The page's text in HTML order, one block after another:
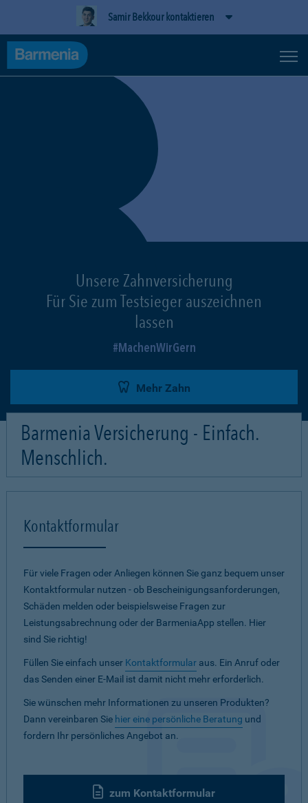
Samir Bekkour kontaktieren
Unsere Zahnversicherung
Für Sie zum Testsieger auszeichnen
lassen
MachenWirGern
Mehr Zahn
Barmenia Versicherung - Einfach.
Menschlich.
Kontaktformular
Für viele Fragen oder Anliegen können Sie ganz bequem unser
Kontaktformular nutzen - ob Bescheinigungsanforderungen,
Schäden melden oder beispielsweise Fragen zur
Leistungsabrechnung oder der BarmeniaApp stellen. Hier
sind Sie richtig!
Füllen Sie einfach unser Kontaktformular aus. Ein Anruf oder
das Senden einer E-Mail ist damit nicht mehr erforderlich.
Sie wünschen mehr Informationen zu unseren Produkten?
Dann vereinbaren Sie hier eine persönliche Beratung und
fordern Ihr persönliches Angebot an.
zum Kontaktformular